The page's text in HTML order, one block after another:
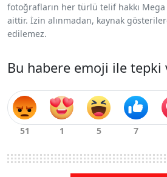
fotoğrafların her türlü telif hakkı Mega
aittir. İzin alınmadan, kaynak
edilemez.
Bu habere emoji ile tepki